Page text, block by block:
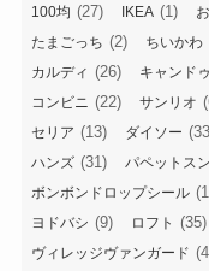
100均 (27) IKEA (1)
たまごっち (2) ちいかわ
カルディ (26) キャンドゥ
コンビニ (22) サンリオ
セリア (13) ダイソー
ハンズ (31) パペットス
ボンボンドロップシール
ヨドバシ (9) ロフト (35)
ヴィレッジヴァンガード